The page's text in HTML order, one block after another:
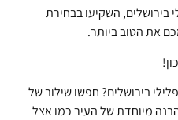
בירושלים, השקיעו בבחירת
את הטוב ביותר.
בירושלים? חפשו שילוב של
מיוחדת של העיר כמו אצל